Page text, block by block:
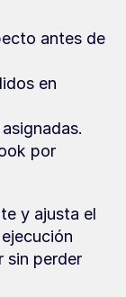
antes de
en
por
y ajusta el
sin perder